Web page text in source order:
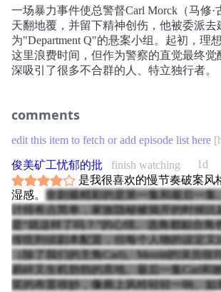
一场暴力事件使总警督Carl Morck（马修·
天翻地覆，并留下精神创伤，他被委派去
为"Department Q"的悬案小组。起初，理
这里浪费时间，但作为警察的直觉最终觉
深吸引了很多不合群的人、特立独行者。
comments
edit this item to fetch or add episode list here [
1d
俊美矿工忧郁的批
finish watching
是我很喜欢的慢节奏破案风
湿感。 全剧最精彩的是第一集和最后一集
计得有点简单，家族隐秘被揭开的时候比
是“就这样了吗？”的心情。选角都贴合角
传统刑侦剧本配置，但每个人物的设定又
（除了我们的主角Carl)。Merritt的演员很
易碎又生机勃勃的质地。最后一集Carl和
笑的布置很妙，像廊上风铃轻轻一响。如